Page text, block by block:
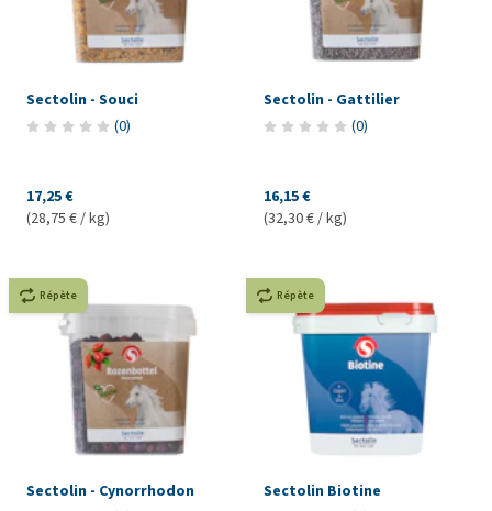
Sectolin - Souci
(0)
17,25 €
(28,75 € / kg)
Sectolin - Gattilier
(0)
16,15 €
(32,30 € / kg)
Répète
Sectolin - Cynorrhodon
Répète
Sectolin Biotine